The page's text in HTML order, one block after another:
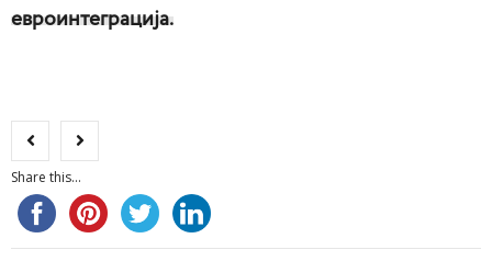
евроинтеграција.
Share this...